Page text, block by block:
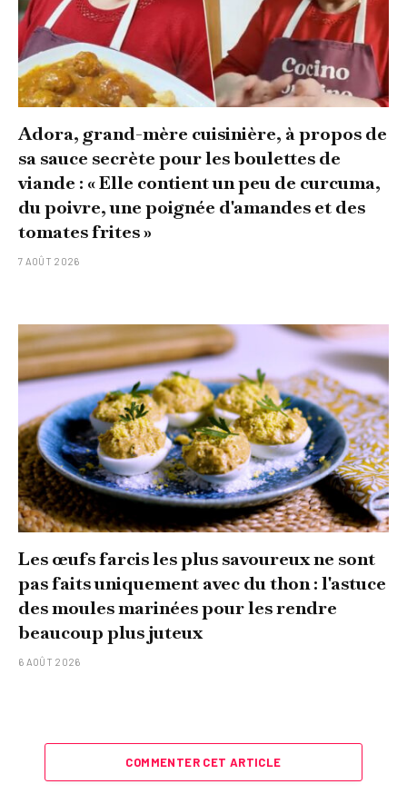
Adora, grand-mère cuisinière, à propos de
sa sauce secrète pour les boulettes de
viande : « Elle contient un peu de curcuma,
du poivre, une poignée d'amandes et des
tomates frites »
7 AOÛT 2026
Les œufs farcis les plus savoureux ne sont
pas faits uniquement avec du thon : l'astuce
des moules marinées pour les rendre
beaucoup plus juteux
6 AOÛT 2026
COMMENTER CET ARTICLE